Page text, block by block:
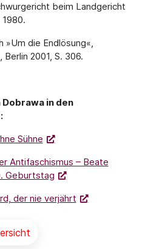
beim Landgericht
die Endlösung«,
2001, S. 306.
Dobrawa in den
Sühne
Antifaschismus – Beate
Geburtstag
der nie verjährt